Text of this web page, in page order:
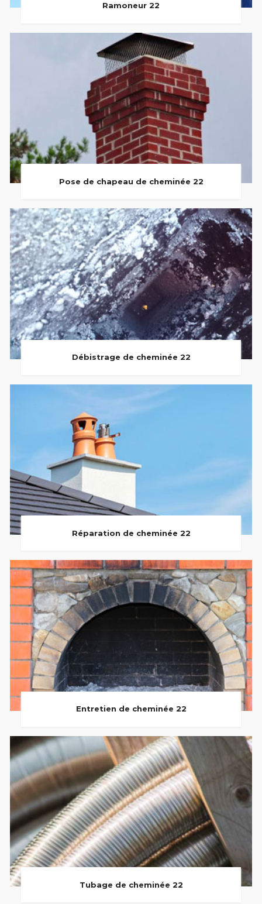
Ramoneur 22
Pose de chapeau de cheminée 22
Débistrage de cheminée 22
Réparation de cheminée 22
Entretien de cheminée 22
Tubage de cheminée 22